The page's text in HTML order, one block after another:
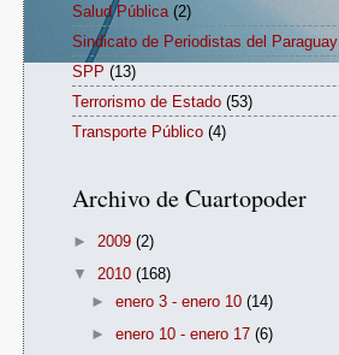
Salud Pública (2)
Sindicato de Periodistas del Paraguay
SPP (13)
Terrorismo de Estado (53)
Transporte Público (4)
Archivo de Cuartopoder
► 2009 (2)
▼ 2010 (168)
►enero 3 - enero 10(14)
►enero 10 - enero 17(6)